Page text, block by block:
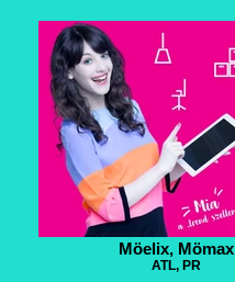
Möelix, Mömax
ATL, PR